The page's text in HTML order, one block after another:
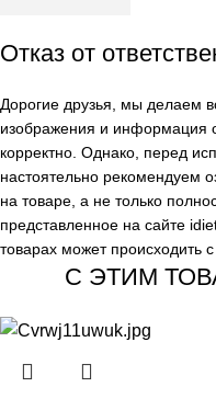
Отказ от
Дорогие друзья, мы делаем
изображения и информация
корректно. Однако, перед
настоятельно рекомендуем
на товаре, а не только
представленное на сайте
товарах может происходить с
С ЭТИМ